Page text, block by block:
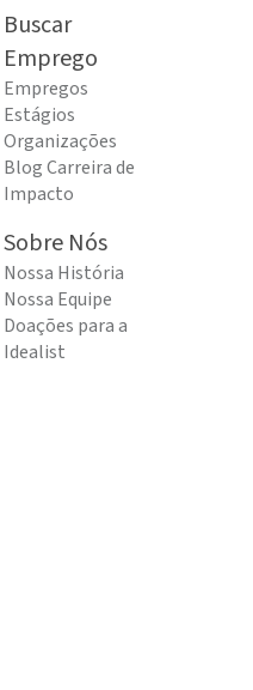
Buscar
Emprego
Empregos
Estágios
Organizações
Blog Carreira de
Impacto
Sobre Nós
Nossa História
Nossa Equipe
Doações para a
Idealist